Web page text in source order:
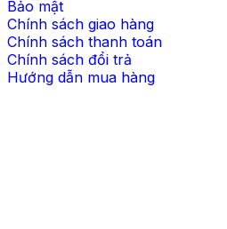
Bảo mật
Chính sách giao hàng
Chính sách thanh toán
Chính sách đổi trả
Hướng dẫn mua hàng